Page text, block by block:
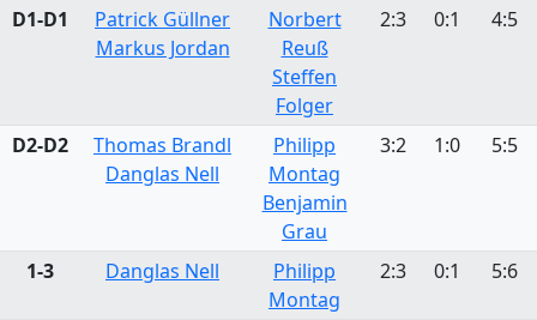
D1-D1
Patrick Güllner
Markus Jordan
Norbert
Reuß
Steffen
Folger
2:3 0:1 4:5
D2-D2
Thomas Brandl
Danglas Nell
Philipp
Montag
Benjamin
Grau
3:2 1:0 5:5
1-3 Danglas Nell
Philipp
Montag
2:3 0:1 5:6